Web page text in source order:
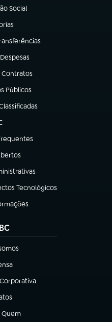
Social
aba)
nova aba)
aba)
Contratos
aba)
Públicos
aba)
aba)
em nova aba)
aba)
nova aba)
aba)
Tecnológicos
aba)
nova aba)
nova aba)
aba)
nova aba)
Quemaba)